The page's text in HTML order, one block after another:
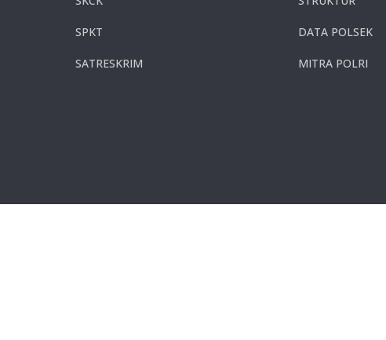
SPKT
SATRESKRIM
DATA POLSEK
MITRA POLRI